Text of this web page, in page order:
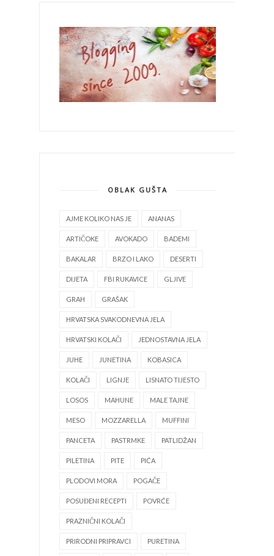
OBLAK GUŠTA
AJME KOLIKO NAS JE ANANAS
ARTIČOKE AVOKADO BADEMI
BAKALAR BRZO I LAKO DESERTI
DIJETA FBI RUKAVICE GLJIVE
GRAH GRAŠAK
HRVATSKA SVAKODNEVNA JELA
HRVATSKI KOLAČI JEDNOSTAVNA JELA
JUHE JUNETINA KOBASICA
KOLAČI LIGNJE LISNATO TIJESTO
LOSOS MAHUNE MALE TAJNE
MESO MOZZARELLA MUFFINI
PANCETA PASTRMKE PATLIDŽAN
PILETINA PITE PIĆA
PLODOVI MORA POGAČE
POSUĐENI RECEPTI POVRĆE
PRAZNIČNI KOLAČI
PRIRODNI PRIPRAVCI PURETINA